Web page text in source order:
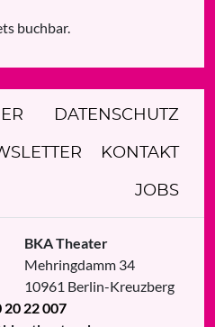
buchbar.
DATENSCHUTZ
KONTAKT
JOBS
BKA Theater
Mehringdamm 34
10961 Berlin-Kreuzberg
20 22 007